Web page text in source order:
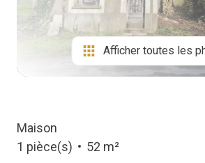
Afficher toutes les
Maison
1 pièce(s)
52 m²